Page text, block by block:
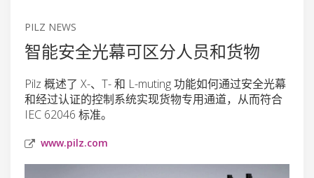
PILZ NEWS
智能安全光幕可区分人员和货物
Pilz 概述了 X-、T- 和 L-muting 功能如何通过安全光幕
和经过认证的控制系统实现货物专用通道，从而符合
IEC 62046 标准。
www.pilz.com